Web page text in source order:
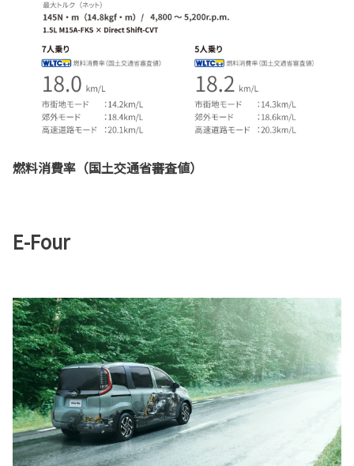
燃料消費率（国土交通省審査値）
E-Four